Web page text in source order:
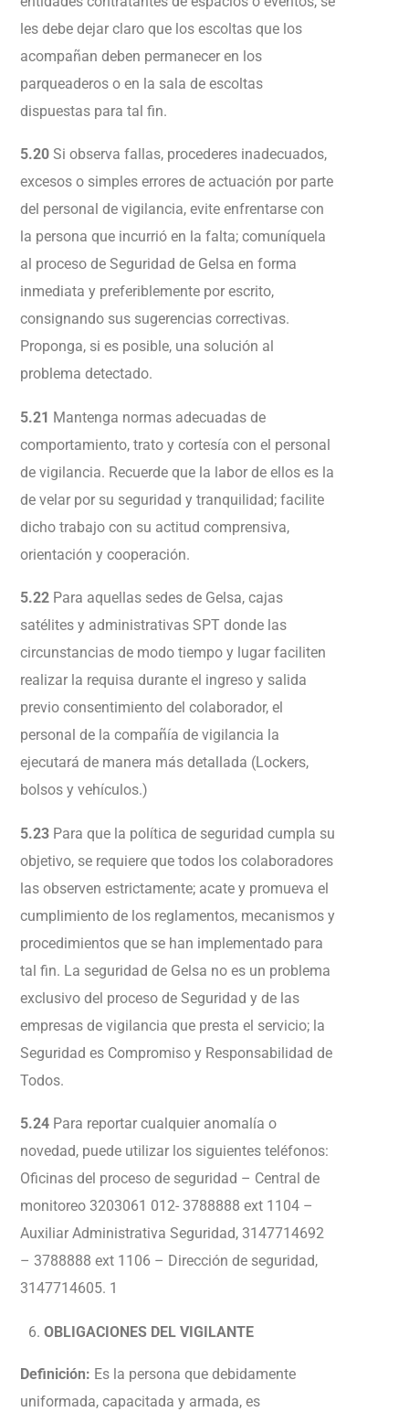
les debe dejar claro que los escoltas que los
acompañan deben permanecer en los
parqueaderos o en la sala de escoltas
dispuestas para tal fin.
5.20 Si observa fallas, procederes inadecuados,
excesos o simples errores de actuación por parte
del personal de vigilancia, evite enfrentarse con
la persona que incurrió en la falta; comuníquela
al proceso de Seguridad de Gelsa en forma
inmediata y preferiblemente por escrito,
consignando sus sugerencias correctivas.
Proponga, si es posible, una solución al
problema detectado.
5.21 Mantenga normas adecuadas de
comportamiento, trato y cortesía con el personal
de vigilancia. Recuerde que la labor de ellos es la
de velar por su seguridad y tranquilidad; facilite
dicho trabajo con su actitud comprensiva,
orientación y cooperación.
5.22 Para aquellas sedes de Gelsa, cajas
satélites y administrativas SPT donde las
circunstancias de modo tiempo y lugar faciliten
realizar la requisa durante el ingreso y salida
previo consentimiento del colaborador, el
personal de la compañía de vigilancia la
ejecutará de manera más detallada (Lockers,
bolsos y vehículos.)
5.23 Para que la política de seguridad cumpla su
objetivo, se requiere que todos los colaboradores
las observen estrictamente; acate y promueva el
cumplimiento de los reglamentos, mecanismos y
procedimientos que se han implementado para
tal fin. La seguridad de Gelsa no es un problema
exclusivo del proceso de Seguridad y de las
empresas de vigilancia que presta el servicio; la
Seguridad es Compromiso y Responsabilidad de
Todos.
5.24 Para reportar cualquier anomalía o
novedad, puede utilizar los siguientes teléfonos:
Oficinas del proceso de seguridad – Central de
monitoreo 3203061 012- 3788888 ext 1104 –
Auxiliar Administrativa Seguridad, 3147714692
– 3788888 ext 1106 – Dirección de seguridad,
3147714605. 1
OBLIGACIONES DEL VIGILANTE
Definición: Es la persona que debidamente
uniformada, capacitada y armada, es